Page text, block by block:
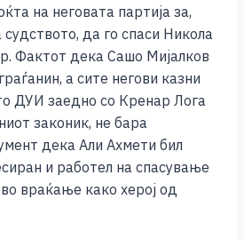
на неговата партија за,
да го спаси Никола
Фактот дека Сашо Мијалков
а сите негови казни
ДУИ заедно со Кренар Лога
законик, не бара
дека Али Ахмети бил
и работел на спасување
враќање како херој од